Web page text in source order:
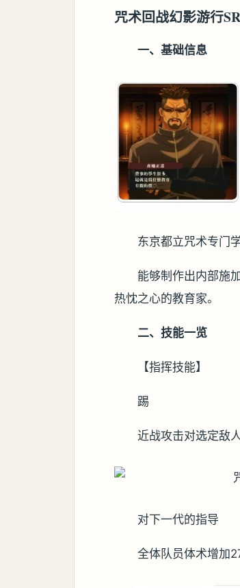
咒术回战幻影游行
一、基础信息
东京都立咒术专门
能够制作出内部施
热忱之心的教育家。
二、技能一览
【指挥技能】
踢
近战攻击对选定敌
对下一代的指导
全体队员体术增加